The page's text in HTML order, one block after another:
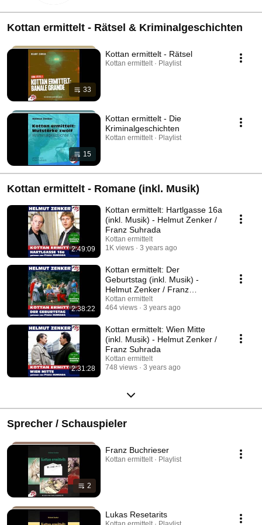
Kottan ermittelt - Rätsel & Kriminalgeschichten
33
Kottan ermittelt - Rätsel
Kottan ermittelt · Playlist
15
Kottan ermittelt - Die
Kriminalgeschichten
Kottan ermittelt · Playlist
Kottan ermittelt - Romane (inkl. Musik)
2:49:09
Kottan ermittelt: Hartlgasse 16a
(inkl. Musik) - Helmut Zenker /
Franz Suhrada
Kottan ermittelt
1K views
3 years ago
2:38:22
Kottan ermittelt: Der
Geburtstag (inkl. Musik) -
Helmut Zenker / Franz
Suhrada
Kottan ermittelt
464 views
3 years ago
2:31:28
Kottan ermittelt: Wien Mitte
(inkl. Musik) - Helmut Zenker /
Franz Suhrada
Kottan ermittelt
748 views
3 years ago
Sprecher / Schauspieler
2
Franz Buchrieser
Kottan ermittelt · Playlist
Lukas Resetarits